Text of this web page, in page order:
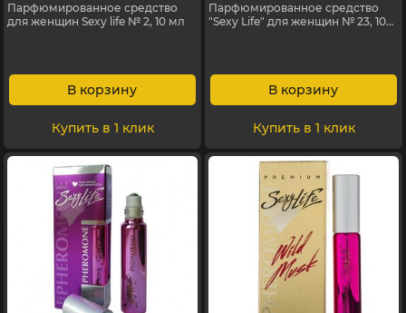
Парфюмированное средство
для женщин Sexy life № 2, 10 мл
В корзину
Купить в 1 клик
Парфюмированное средство
"Sexy Life" для женщин № 23, 10
В корзину
Купить в 1 клик